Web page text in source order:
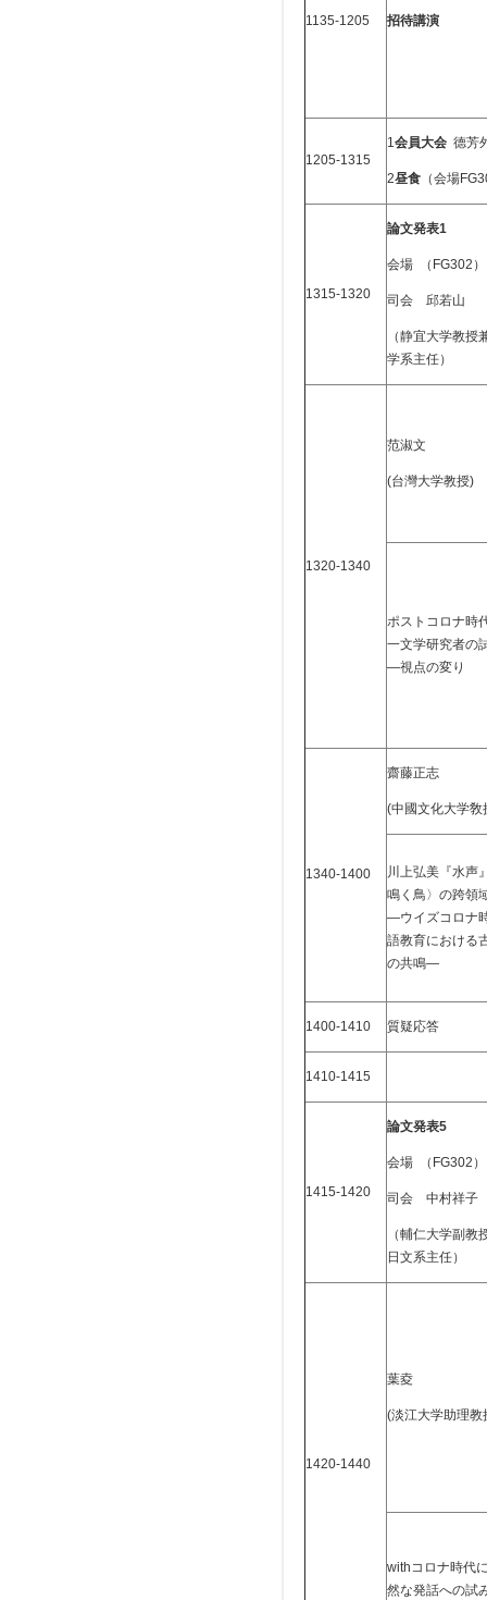
1135-1205 招待講演
1205-1315
1会員大会 德芳
2昼食 （会場
1315-1320
論文発表1
会場 （FG302）
司会 邱若山
（静宜大学教授
学系主任）
1320-1340
范淑文
(台灣大学教授)
ポストコロナ時
一文学研究者の
―視点の変り
1340-1400
齋藤正志
(中國文化大学敎
川上弘美『水声
鳴く鳥〉の跨領
―ウイズコロナ
語教育における
の共鳴―
1400-1410 質疑応答
1410-1415
1415-1420
論文発表5
会場 （FG302）
司会 中村祥子
（輔仁大学副教
日文系主任）
1420-1440
葉夌
(淡江大学助理教
withコロナ時代
然な発話への試